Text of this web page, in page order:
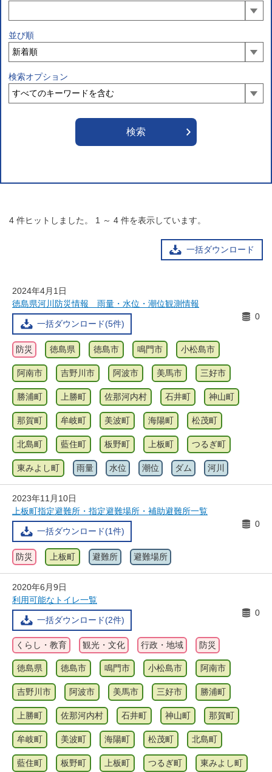
並び順
検索オプション
4 件ヒットしました。 1 ～ 4 件を表示しています。
一括ダウンロード
2024年4月1日
徳島県河川防災情報 雨量・水位・潮位観測情報
一括ダウンロード(5件)
0
防災 徳島県 徳島市 鳴門市 小松島市
阿南市 吉野川市 阿波市 美馬市 三好市
勝浦町 上勝町 佐那河内村 石井町 神山町
那賀町 牟岐町 美波町 海陽町 松茂町
北島町 藍住町 板野町 上板町 つるぎ町
東みよし町 雨量 水位 潮位 ダム 河川
2023年11月10日
上板町指定避難所・指定避難場所・補助避難所一覧
一括ダウンロード(1件)
0
防災 上板町 避難所 避難場所
2020年6月9日
利用可能なトイレ一覧
一括ダウンロード(2件)
0
くらし・教育 観光・文化 行政・地域 防災
徳島県 徳島市 鳴門市 小松島市 阿南市
吉野川市 阿波市 美馬市 三好市 勝浦町
上勝町 佐那河内村 石井町 神山町 那賀町
牟岐町 美波町 海陽町 松茂町 北島町
藍住町 板野町 上板町 つるぎ町 東みよし町